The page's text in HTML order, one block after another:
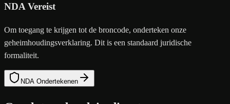
NDA Vereist
Om toegang te krijgen tot de broncode, onderteken onze
geheimhoudingsverklaring. Dit is een standaard juridische
formaliteit.
NDA Ondertekenen